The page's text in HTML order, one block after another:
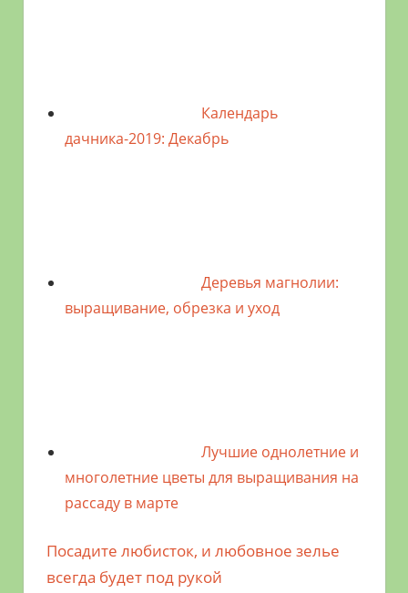
Календарь
дачника-2019: Декабрь
Деревья магнолии:
выращивание, обрезка и уход
Лучшие однолетние и
многолетние цветы для выращивания на
рассаду в марте
Навигация
Предыдущая
запись;
Посадите любисток, и любовное зелье
всегда будет под рукой